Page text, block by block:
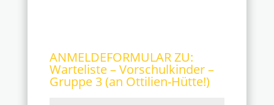
ANMELDEFORMULAR ZU:
Warteliste – Vorschulkinder –
Gruppe 3 (an Ottilien-Hütte!)